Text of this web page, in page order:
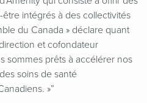
intégrés à des collectivités
du Canada » déclare quant
et cofondateur
sommes prêts à accélérer nos
soins de santé
»”